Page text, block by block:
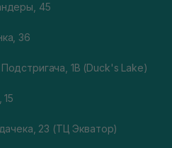
45
36
1В (Duck's Lake)
23 (ТЦ Экватор)